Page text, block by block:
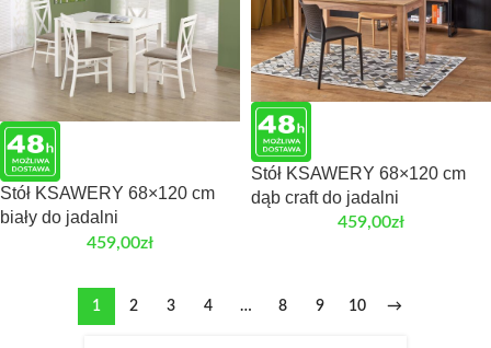
Stół KSAWERY 68×120 cm
biały do jadalni
459,00zł
Stół KSAWERY 68×120 cm
dąb craft do jadalni
459,00zł
1 2 3 4 … 8 9 10 →